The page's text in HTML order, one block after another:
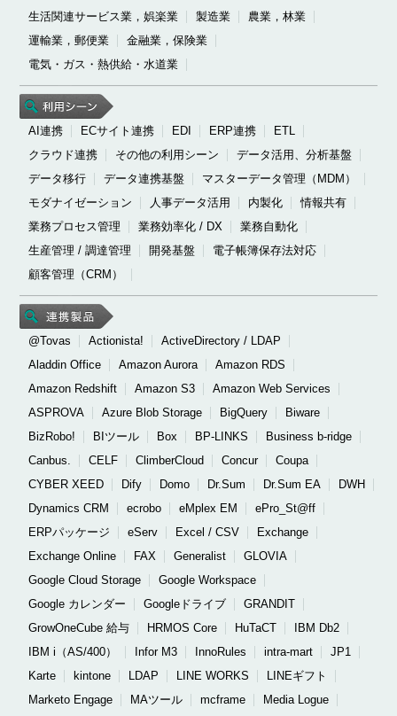
生活関連サービス業，娯楽業 製造業
農業，林業
運輸業，郵便業
金融業，保険業
電気・ガス・熱供給・水道業
AI連携 ECサイト連携 EDI ERP連携
ETL
クラウド連携
その他の利用シーン
データ活用、分析基盤
データ移行
データ連携基盤
マスターデータ管理（MDM）
モダナイゼーション
人事データ活用 内製化
情報共有
業務プロセス管理
業務効率化 / DX
業務自動化
生産管理 / 調達管理
開発基盤
電子帳簿保存法対応
顧客管理（CRM）
@Tovas Actionista!
ActiveDirectory / LDAP
Aladdin Office
Amazon Aurora
Amazon RDS
Amazon Redshift
Amazon S3
Amazon Web Services
ASPROVA
Azure Blob Storage BigQuery
Biware
BizRobo!
BIツール Box BP-LINKS
Business b-ridge
Canbus.
CELF ClimberCloud Concur
Coupa
CYBER XEED
Dify Domo Dr.Sum Dr.Sum EA
DWH
Dynamics CRM
ecrobo eMplex EM
ePro_St@ff
ERPパッケージ
eServ Excel / CSV
Exchange
Exchange Online
FAX Generalist
GLOVIA
Google Cloud Storage
Google Workspace
Google カレンダー
Googleドライブ
GRANDIT
GrowOneCube 給与
HRMOS Core HuTaCT
IBM Db2
IBM i（AS/400）
Infor M3 InnoRules intra-mart
JP1
Karte
kintone LDAP LINE WORKS
LINEギフト
Marketo Engage
MAツール mcframe
Media Logue